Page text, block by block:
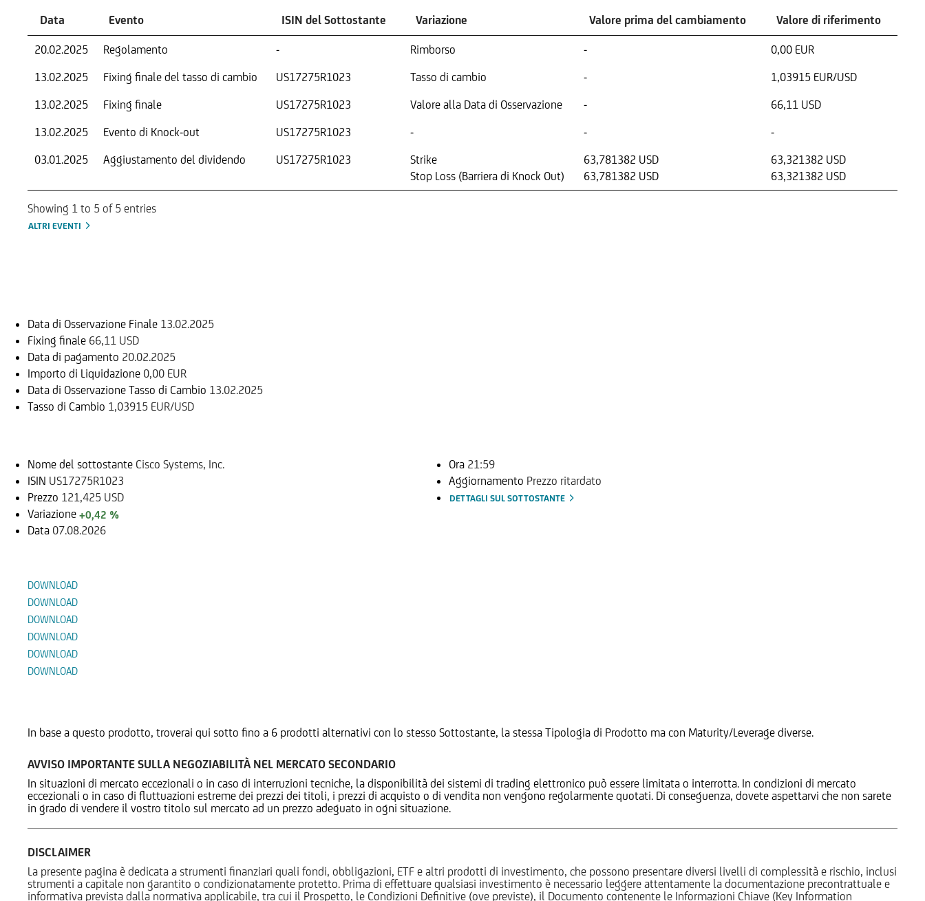
Data Evento ISIN del Sottostante Variazione Valore prima del cambiamento Valore di riferimento
20.02.2025 Regolamento - Rimborso -
0,00 EUR
13.02.2025
Fixing finale del tasso di cambio US17275R1023 Tasso di cambio -
1,03915 EUR/USD
13.02.2025
Fixing finale US17275R1023 Valore alla Data di Osservazione -
66,11 USD
13.02.2025
Evento di Knock-out US17275R1023 - -
-
03.01.2025
Aggiustamento del dividendo US17275R1023
Strike
Stop Loss (Barriera di Knock Out)
63,781382 USD
63,781382 USD
63,321382 USD
63,321382 USD
Showing 1 to 5 of 5 entries
ALTRI EVENTI
Data di Osservazione Finale 13.02.2025
Fixing finale 66,11 USD
Data di pagamento 20.02.2025
Importo di Liquidazione 0,00 EUR
Data di Osservazione Tasso di Cambio 13.02.2025
Tasso di Cambio 1,03915 EUR/USD
Nome del sottostante Cisco Systems, Inc.
ISIN US17275R1023
Prezzo 121,425 USD
Variazione +0,42 %
Data 07.08.2026
Ora 21:59
Aggiornamento Prezzo ritardato
DETTAGLI SUL SOTTOSTANTE
DOWNLOAD
DOWNLOAD
DOWNLOAD
DOWNLOAD
DOWNLOAD
DOWNLOAD
In base a questo prodotto, troverai qui sotto fino a 6 prodotti alternativi con lo stesso Sottostante, la stessa Tipologia di Prodotto ma con Maturity/Leverage diverse.
AVVISO IMPORTANTE SULLA NEGOZIABILITÀ NEL MERCATO SECONDARIO
In situazioni di mercato eccezionali o in caso di interruzioni tecniche, la disponibilità dei sistemi di trading elettronico può essere limitata o interrotta. In condizioni di mercato
eccezionali o in caso di fluttuazioni estreme dei prezzi dei titoli, i prezzi di acquisto o di vendita non vengono regolarmente quotati. Di conseguenza, dovete aspettarvi che non sarete
in grado di vendere il vostro titolo sul mercato ad un prezzo adeguato in ogni situazione.
DISCLAIMER
La presente pagina è dedicata a strumenti finanziari quali fondi, obbligazioni, ETF e altri prodotti di investimento, che possono presentare diversi livelli di complessità e rischio, inclusi
strumenti a capitale non garantito o condizionatamente protetto. Prima di effettuare qualsiasi investimento è necessario leggere attentamente la documentazione precontrattuale e
informativa prevista dalla normativa applicabile, tra cui il Prospetto, le Condizioni Definitive (ove previste), il Documento contenente le Informazioni Chiave (Key Information